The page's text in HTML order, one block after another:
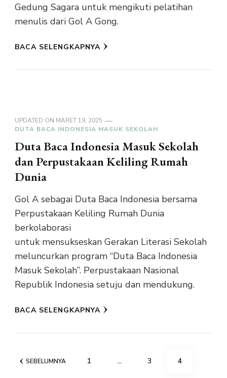
Gedung Sagara untuk mengikuti pelatihan
menulis dari Gol A Gong.
BACA SELENGKAPNYA
UPDATED ON MARET 19, 2025
DUTA BACA INDONESIA MASUK SEKOLAH
Duta Baca Indonesia Masuk Sekolah
dan Perpustakaan Keliling Rumah
Dunia
Gol A sebagai Duta Baca Indonesia bersama
Perpustakaan Keliling Rumah Dunia
berkolaborasi
untuk mensukseskan Gerakan Literasi Sekolah
meluncurkan program “Duta Baca Indonesia
Masuk Sekolah”. Perpustakaan Nasional
Republik Indonesia setuju dan mendukung.
BACA SELENGKAPNYA
Paginasi
SEBELUMNYA HALAMAN
1 … HALAMAN
3 HALAMAN
4